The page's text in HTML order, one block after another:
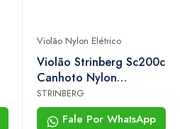
Violão Nylon Elétrico
Violão Strinberg Sc200c
Canhoto Nylon
Eletroacústico Natural
STRINBERG
Fale Por WhatsApp